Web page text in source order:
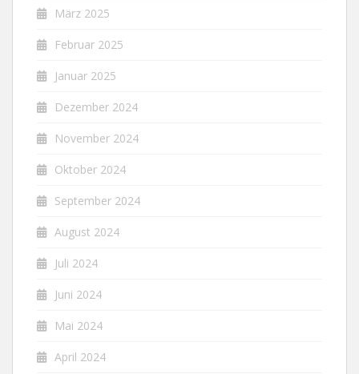
März 2025
Februar 2025
Januar 2025
Dezember 2024
November 2024
Oktober 2024
September 2024
August 2024
Juli 2024
Juni 2024
Mai 2024
April 2024